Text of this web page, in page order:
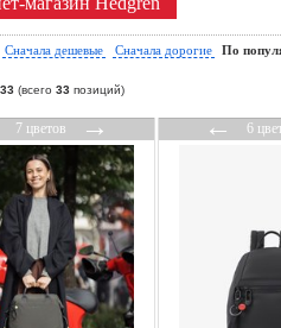
Сначала дешевые Сначала дорогие По
33 (всего 33 позиций)
7 цветов→ ←6